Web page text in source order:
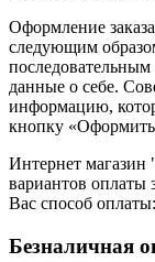
Оформление
следующим
последовательным
данные о себе.
информацию,
кнопку «Оформить
Интернет
вариантов оплаты
Вас способ оплаты:
Безналичная